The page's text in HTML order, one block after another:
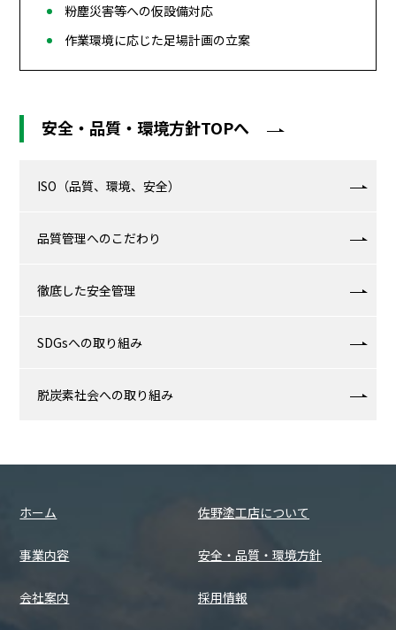
粉塵災害等への仮設備対応
作業環境に応じた足場計画の立案
安全・品質・環境方針TOPへ
ISO（品質、環境、安全）
品質管理へのこだわり
徹底した安全管理
SDGsへの取り組み
脱炭素社会への取り組み
ホーム 佐野塗工店について
事業内容 安全・品質・環境方針
会社案内 採用情報